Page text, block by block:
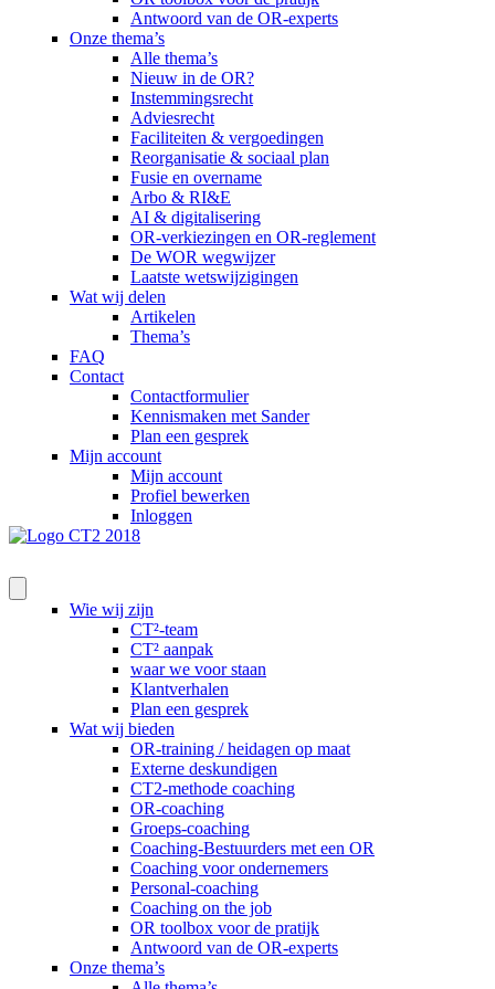
Antwoord van de OR-experts
Onze thema’s
Alle thema’s
Nieuw in de OR?
Instemmingsrecht
Adviesrecht
Faciliteiten & vergoedingen
Reorganisatie & sociaal plan
Fusie en overname
Arbo & RI&E
AI & digitalisering
OR-verkiezingen en OR-reglement
De WOR wegwijzer
Laatste wetswijzigingen
Wat wij delen
Artikelen
Thema’s
FAQ
Contact
Contactformulier
Kennismaken met Sander
Plan een gesprek
Mijn account
Mijn account
Profiel bewerken
Inloggen
Wie wij zijn
CT²-team
CT² aanpak
waar we voor staan
Klantverhalen
Plan een gesprek
Wat wij bieden
OR-training / heidagen op maat
Externe deskundigen
CT2-methode coaching
OR-coaching
Groeps-coaching
Coaching-Bestuurders met een OR
Coaching voor ondernemers
Personal-coaching
Coaching on the job
OR toolbox voor de pratijk
Antwoord van de OR-experts
Onze thema’s